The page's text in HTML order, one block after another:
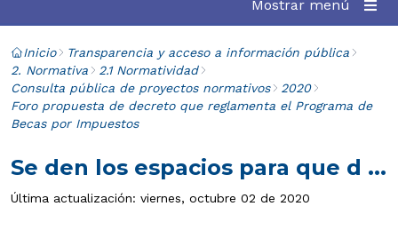
Mostrar menú
Inicio
Transparencia y acceso a información pública
2. Normativa
2.1 Normatividad
Consulta pública de proyectos normativos
2020
Foro propuesta de decreto que reglamenta el Programa de
Becas por Impuestos
Se den los espacios para que d ...
Última actualización: viernes, octubre 02 de 2020